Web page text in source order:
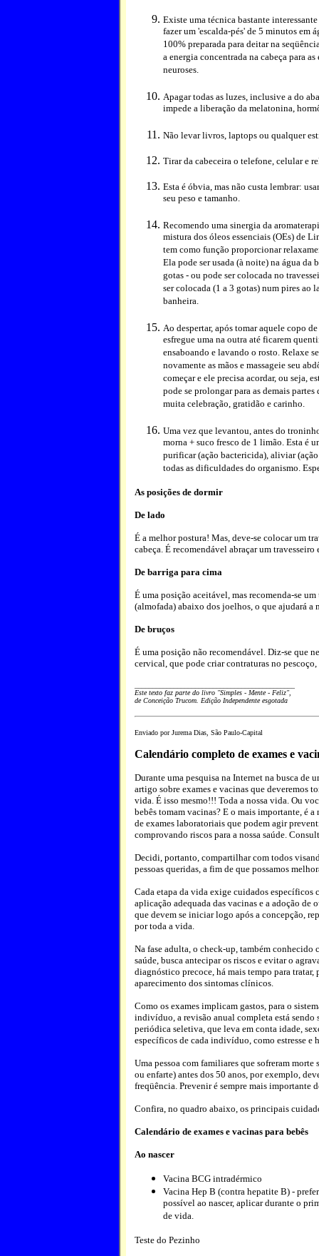
Existe uma técnica bastante
fazer um 'escalda-pés' de 5 minutos em
100% preparada para deitar na
a energia concentrada na cabeça para
neuroses.
Apagar todas as luzes, inclusive a do
impede a liberação da melatonina,
Não levar livros, laptops ou qualquer
Tirar da cabeceira o telefone, celular e
Esta é óbvia, mas não custa lembrar:
seu peso e tamanho.
Recomendo uma sinergia da
mistura dos óleos essenciais (OEs) de
tem como função proporcionar
Ela pode ser usada (à noite) na água da
gotas - ou pode ser colocada no
ser colocada (1 a 3 gotas) num pires ao
banheira.
Ao despertar, após tomar aquele copo
esfregue uma na outra até ficarem
ensaboando e lavando o rosto. Relaxe
novamente as mãos e massageie seu
começar e ele precisa acordar, ou seja,
pode se prolongar para as demais
muita celebração, gratidão e carinho.
Uma vez que levantou, antes do
morna + suco fresco de 1 limão. Esta é
purificar (ação bactericida), aliviar
todas as dificuldades do organismo.
As posições de dormir
De lado
É a melhor postura! Mas, deve-se colocar um
cabeça. É recomendável abraçar um
De barriga para cima
É uma posição aceitável, mas recomenda-se
(almofada) abaixo dos joelhos, o que ajudará a
De bruços
É uma posição não recomendável. Diz-se que
cervical, que pode criar contraturas no
Este texto faz parte do livro "Simples - Mente - Feliz",
de Conceição Trucom. Edição Independente esgotada
Enviado por Jurema Dias, São Paulo-Capital
Calendário completo de exames e
Durante uma pesquisa na Internet na busca de
artigo sobre exames e vacinas que deveremos
vida. É isso mesmo!!! Toda a nossa vida. Ou
bebês tomam vacinas? E o mais importante, é a
de exames laboratoriais que podem agir
comprovando riscos para a nossa saúde.
Decidi, portanto, compartilhar com todos
pessoas queridas, a fim de que possamos
Cada etapa da vida exige cuidados específicos
aplicação adequada das vacinas e a adoção de
que devem se iniciar logo após a concepção,
por toda a vida.
Na fase adulta, o check-up, também conhecido
saúde, busca antecipar os riscos e evitar o
diagnóstico precoce, há mais tempo para tratar,
aparecimento dos sintomas clínicos.
Como os exames implicam gastos, para o
indivíduo, a revisão anual completa está sendo
periódica seletiva, que leva em conta idade,
específicos de cada indivíduo, como estresse e
Uma pessoa com familiares que sofreram
ou enfarte) antes dos 50 anos, por exemplo,
freqüência. Prevenir é sempre mais importante
Confira, no quadro abaixo, os principais
Calendário de exames e vacinas para bebês
Ao nascer
Vacina BCG intradérmico
Vacina Hep B (contra hepatite B) -
possível ao nascer, aplicar durante o
de vida.
Teste do Pezinho